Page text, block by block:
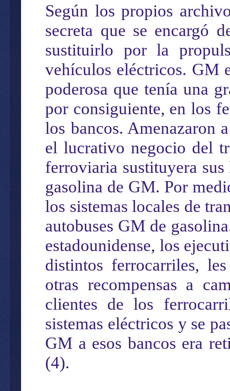
Según los propios
secreta que se encargó
sustituirlo por la
vehículos eléctricos. GM
poderosa que tenía una
por consiguiente, en los
los bancos. Amenazaron
el lucrativo negocio del
ferroviaria sustituyera
gasolina de GM. Por
los sistemas locales de
autobuses GM de
estadounidense, los
distintos ferrocarriles,
otras recompensas a
clientes de los
sistemas eléctricos y se
GM a esos bancos era
(4).